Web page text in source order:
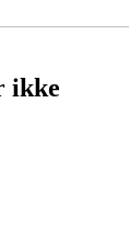
ikke